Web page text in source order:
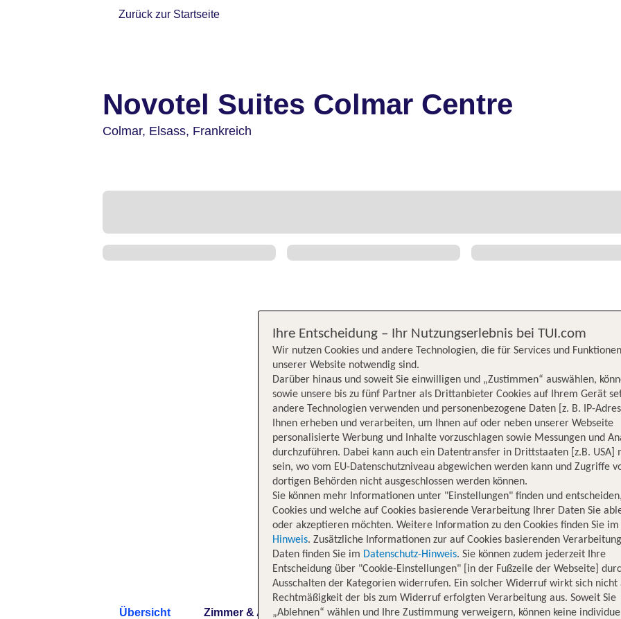
Zurück zur Startseite
Novotel Suites Colmar Centre
Colmar, Elsass, Frankreich
Übersicht Zimmer & Angebote Hotelinformationen Lage Bewertungen
Ihre Entscheidung – Ihr Nutzungserlebnis bei TUI.com
Wir nutzen Cookies und andere Technologien, die für Services und
unserer Website notwendig sind.
Darüber hinaus und soweit Sie einwilligen und „Zustimmen“ auswählen,
sowie unsere bis zu fünf Partner als Drittanbieter Cookies auf Ihrem Gerät
andere Technologien verwenden und personenbezogene Daten [z. B. IP-
Ihnen erheben und verarbeiten, um Ihnen auf oder neben unserer Webseite
personalisierte Werbung und Inhalte vorzuschlagen sowie Messungen und
durchzuführen. Dabei kann auch ein Datentransfer in Drittstaaten [z.B. USA]
sein, wo vom EU-Datenschutzniveau abgewichen werden kann und Zugriffe
dortigen Behörden nicht ausgeschlossen werden können.
Sie können mehr Informationen unter "Einstellungen" finden und
Cookies und welche auf Cookies basierende Verarbeitung Ihrer Daten Sie
oder akzeptieren möchten. Weitere Information zu den Cookies finden Sie im
Hinweis. Zusätzliche Informationen zur auf Cookies basierenden
Daten finden Sie im Datenschutz-Hinweis. Sie können zudem jederzeit Ihre
Entscheidung über "Cookie-Einstellungen" [in der Fußzeile der Webseite]
Ausschalten der Kategorien widerrufen. Ein solcher Widerruf wirkt sich nicht
Rechtmäßigkeit der bis zum Widerruf erfolgten Verarbeitung aus. Soweit Sie
„Ablehnen“ wählen und Ihre Zustimmung verweigern, können keine